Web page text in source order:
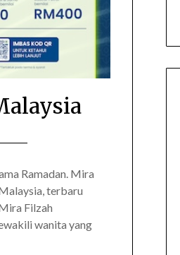
Ramadan. Mira
terbaru
Filzah
wanita yang